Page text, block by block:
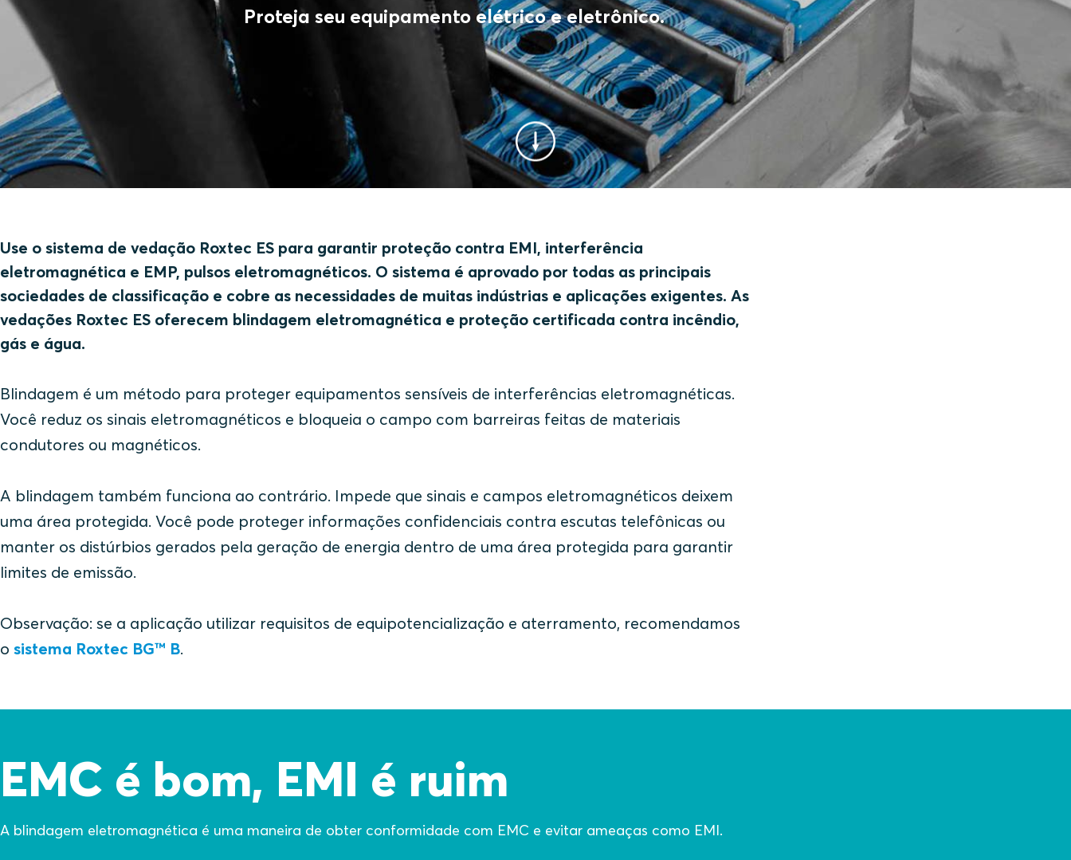
Proteja seu equipamento elétrico e eletrônico.
Use o sistema de vedação Roxtec ES para garantir proteção contra EMI, interferência
eletromagnética e EMP, pulsos eletromagnéticos. O sistema é aprovado por todas as principais
sociedades de classificação e cobre as necessidades de muitas indústrias e aplicações exigentes. As
vedações Roxtec ES oferecem blindagem eletromagnética e proteção certificada contra incêndio,
gás e água.
Blindagem é um método para proteger equipamentos sensíveis de interferências eletromagnéticas.
Você reduz os sinais eletromagnéticos e bloqueia o campo com barreiras feitas de materiais
condutores ou magnéticos.
A blindagem também funciona ao contrário. Impede que sinais e campos eletromagnéticos deixem
uma área protegida. Você pode proteger informações confidenciais contra escutas telefônicas ou
manter os distúrbios gerados pela geração de energia dentro de uma área protegida para garantir
limites de emissão.
Observação: se a aplicação utilizar requisitos de equipotencialização e aterramento, recomendamos
o sistema Roxtec BG™ B.
EMC é bom, EMI é ruim
A blindagem eletromagnética é uma maneira de obter conformidade com EMC e evitar ameaças como EMI.